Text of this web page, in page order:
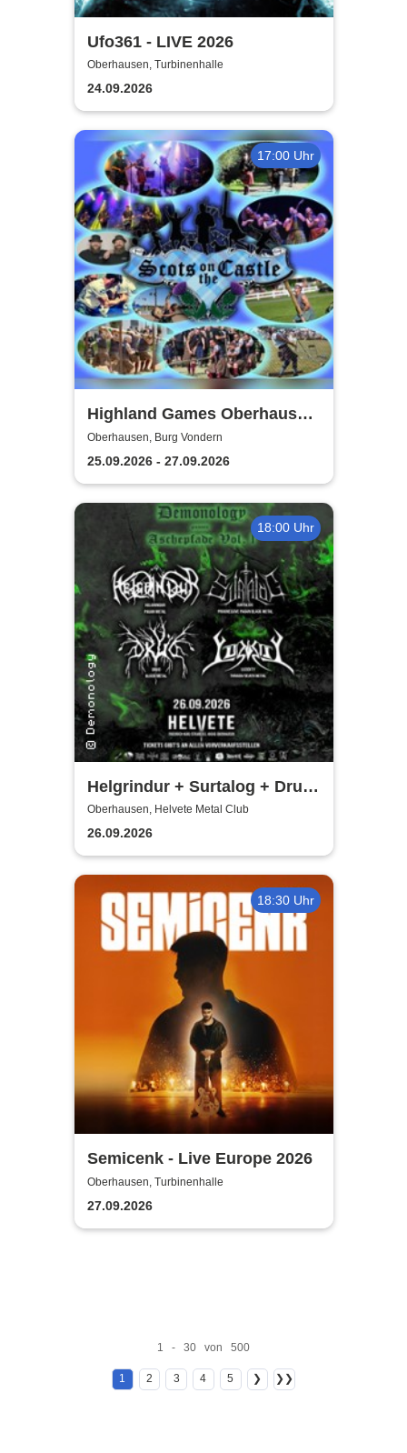
Ufo361 - LIVE 2026
Oberhausen, Turbinenhalle
24.09.2026
17:00 Uhr
Highland Games Oberhausen
& Scottish Festival
Oberhausen, Burg Vondern
25.09.2026 - 27.09.2026
18:00 Uhr
Helgrindur + Surtalog + Drud
+ Luzidity | Demonology
Oberhausen, Helvete Metal Club
26.09.2026
18:30 Uhr
Semicenk - Live Europe 2026
Oberhausen, Turbinenhalle
27.09.2026
1 - 30 von 500
1 2 3 4 5 ❯ ❯❯